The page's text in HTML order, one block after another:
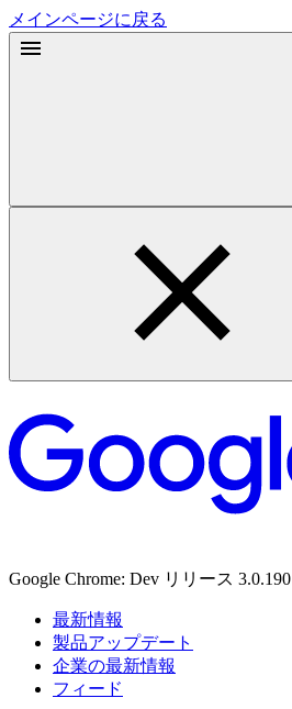
メインページに戻る
Google Chrome: Dev リリース 3.0.190
最新情報
製品アップデート
企業の最新情報
フィード